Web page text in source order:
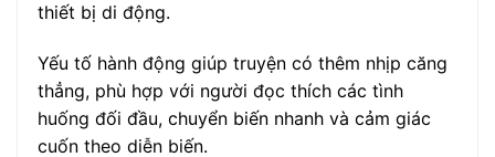
thiết bị di động.
Yếu tố hành động giúp truyện có thêm nhịp căng
thẳng, phù hợp với người đọc thích các tình
huống đối đầu, chuyển biến nhanh và cảm giác
cuốn theo diễn biến.